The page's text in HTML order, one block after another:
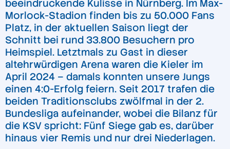
beeindruckende Kulisse in Nürnberg. Im Max-
Morlock-Stadion finden bis zu 50.000 Fans
Platz, in der aktuellen Saison liegt der
Schnitt bei rund 33.800 Besuchern pro
Heimspiel. Letztmals zu Gast in dieser
altehrwürdigen Arena waren die Kieler im
April 2024 – damals konnten unsere Jungs
einen 4:0-Erfolg feiern. Seit 2017 trafen die
beiden Traditionsclubs zwölfmal in der 2.
Bundesliga aufeinander, wobei die Bilanz für
die KSV spricht: Fünf Siege gab es, darüber
hinaus vier Remis und nur drei Niederlagen.